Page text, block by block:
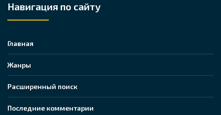
Навигация по сайту
Главная
Жанры
Расширенный поиск
Последние комментарии